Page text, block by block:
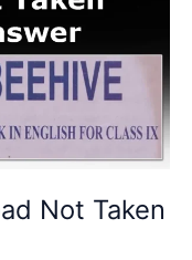
Not Taken